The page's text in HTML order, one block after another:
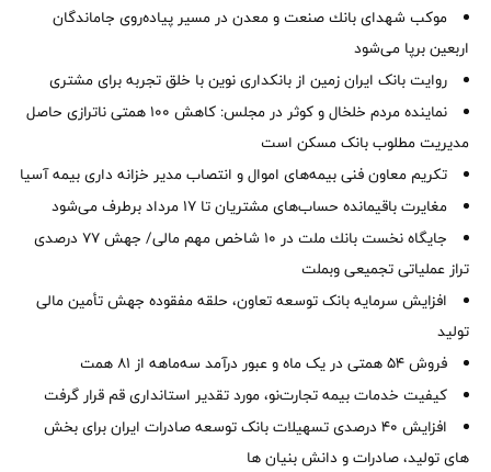
موكب شهدای بانك صنعت و معدن در مسیر پیاده‌روی جاماندگان
اربعین برپا می‌شود
روایت بانک ایران زمین از بانکداری نوین با خلق تجربه برای مشتری
نماینده مردم خلخال و کوثر در مجلس: کاهش ۱۰۰ همتی ناترازی حاصل
مدیریت مطلوب بانک مسکن است
تکریم معاون فنی بیمه‌های اموال و انتصاب مدیر خزانه داری بیمه آسیا
مغایرت‌ باقیمانده حساب‌های مشتریان تا ۱۷ مرداد برطرف می‌شود
جایگاه نخست بانك ملت در 10 شاخص مهم مالی/ جهش 77 درصدی
تراز عملیاتی تجمیعی وبملت
افزایش سرمایه بانک توسعه تعاون، حلقه مفقوده جهش تأمین مالی
تولید
فروش 54 همتی در یک ماه و عبور درآمد سه‌ماهه از 81 همت
کیفیت خدمات بیمه تجارت‌نو، مورد تقدیر استانداری قم قرار گرفت
افزایش 40 درصدی تسهیلات بانک توسعه صادرات ایران برای بخش
های تولید، صادرات و دانش بنیان ها